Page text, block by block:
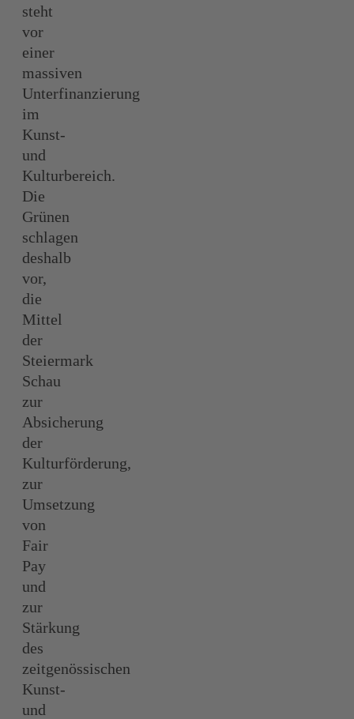
steht
vor
einer
massiven
Unterfinanzierung
im
Kunst-
und
Kulturbereich.
Die
Grünen
schlagen
deshalb
vor,
die
Mittel
der
Steiermark
Schau
zur
Absicherung
der
Kulturförderung,
zur
Umsetzung
von
Fair
Pay
und
zur
Stärkung
des
zeitgenössischen
Kunst-
und